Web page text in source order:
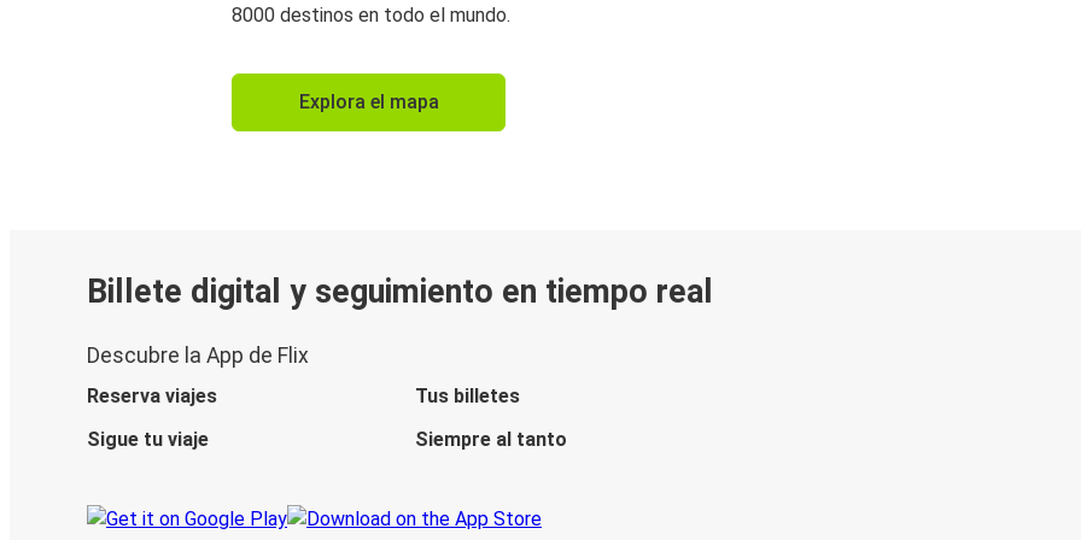
8000 destinos en todo el mundo.
Explora el mapa
Billete digital y seguimiento en tiempo real
Descubre la App de Flix
Reserva viajes
Tus billetes
Sigue tu viaje
Siempre al tanto